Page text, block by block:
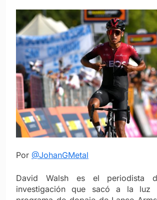
Por @JohanGMetal
David Walsh es el periodista
investigación que sacó a la luz